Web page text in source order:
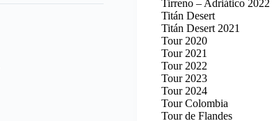
Tirreno – Adriático 2022
Titán Desert
Titán Desert 2021
Tour 2020
Tour 2021
Tour 2022
Tour 2023
Tour 2024
Tour Colombia
Tour de Flandes